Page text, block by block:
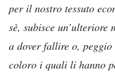
per il nostro tessuto
sè, subisce un’ulteriore
a dover fallire o,
coloro i quali li hanno